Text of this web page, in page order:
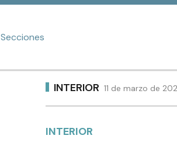
Secciones
INTERIOR 11 de marzo de
INTERIOR